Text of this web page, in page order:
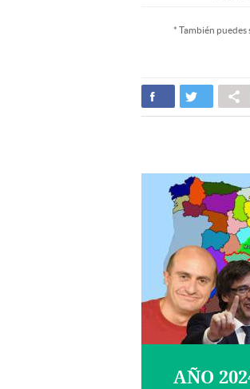
* También puedes
AÑO